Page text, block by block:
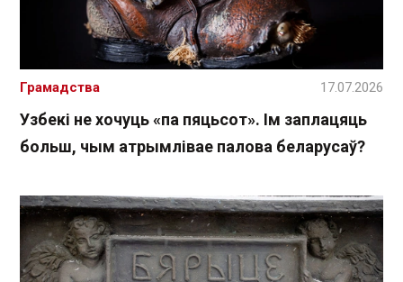
Узбекі не хочуць «па пяцьсот». Ім заплацяць
больш, чым атрымлівае палова беларусаў?
Грамадства 17.07.2026